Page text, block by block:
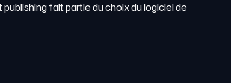
fait partie du choix du logiciel de